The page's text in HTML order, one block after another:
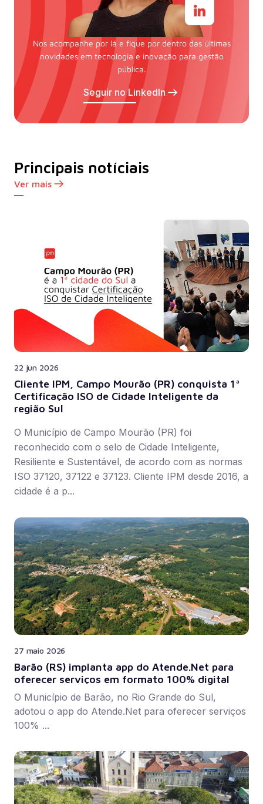
Nos acompanhe por lá e fique por dentro das últimas
novidades em tecnologia e inovação para gestão
pública.
Seguir no LinkedIn
Principais notíciais
Ver mais
22 jun 2026
Cliente IPM, Campo Mourão (PR) conquista 1ª
Certificação ISO de Cidade Inteligente da
região Sul
O Município de Campo Mourão (PR) foi
reconhecido com o selo de Cidade Inteligente,
Resiliente e Sustentável, de acordo com as normas
ISO 37120, 37122 e 37123. Cliente IPM desde 2016, a
cidade é a p...
27 maio 2026
Barão (RS) implanta app do Atende.Net para
oferecer serviços em formato 100% digital
O Município de Barão, no Rio Grande do Sul,
adotou o app do Atende.Net para oferecer serviços
100% ...